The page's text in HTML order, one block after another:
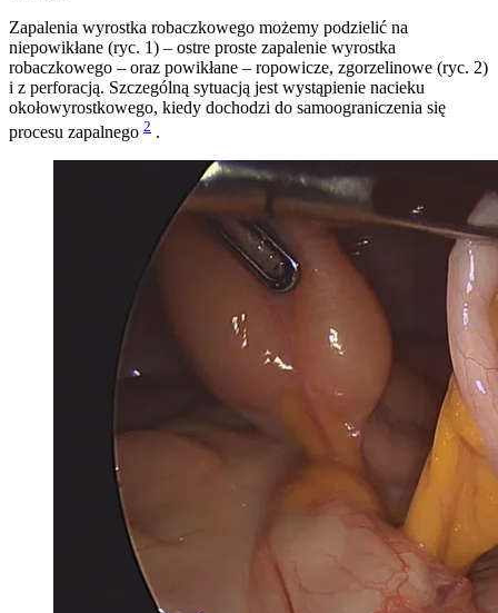
Zapalenia wyrostka robaczkowego możemy podzielić na
niepowikłane (ryc. 1) – ostre proste zapalenie wyrostka
robaczkowego – oraz powikłane – ropowicze, zgorzelinowe (ryc. 2)
i z perforacją. Szczególną sytuacją jest wystąpienie nacieku
okołowyrostkowego, kiedy dochodzi do samoograniczenia się
procesu zapalnego 2 .